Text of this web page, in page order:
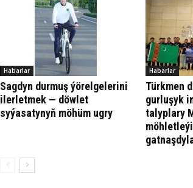
Habarlar
Sagdyn durmuş ýörelgelerini
ilerletmek — döwlet
syýasatynyň möhüm ugry
Habarlar
Türkmen
gurluşyk
talyplary